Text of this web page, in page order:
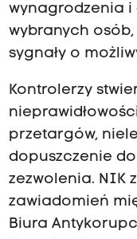
wynagrodzenia
wybranych
sygnały o
Kontrolerzy
przetargów,
dopuszczenie
zezwolenia. NIK
zawiadomień
Biura